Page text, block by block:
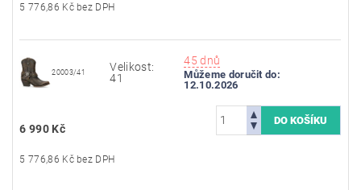
5 776,86 Kč bez DPH
20003/41
Velikost:
41
45 dnů
Můžeme doručit do:
12.10.2026
6 990 Kč
5 776,86 Kč bez DPH